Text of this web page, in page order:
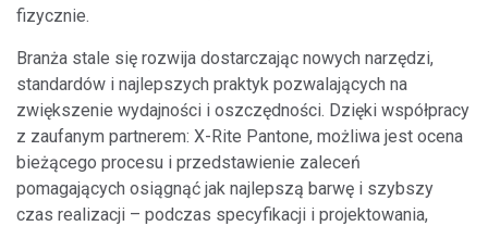
fizycznie.
Branża stale się rozwija dostarczając nowych narzędzi,
standardów i najlepszych praktyk pozwalających na
zwiększenie wydajności i oszczędności. Dzięki współpracy
z zaufanym partnerem: X-Rite Pantone, możliwa jest ocena
bieżącego procesu i przedstawienie zaleceń
pomagających osiągnąć jak najlepszą barwę i szybszy
czas realizacji – podczas specyfikacji i projektowania,